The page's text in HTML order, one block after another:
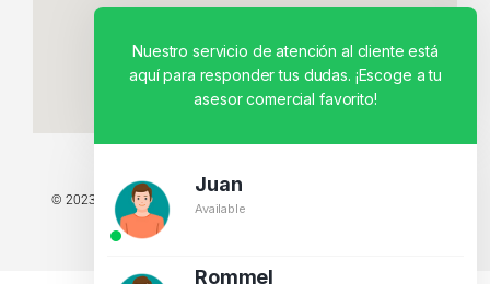
© 2023 TODOS LOS DERECHOS RESERVADOS - TECNIT TU TIENDA
TECNOLÓGICA.
Nuestro servicio de atención al cliente está
aquí para responder tus dudas. ¡Escoge a tu
asesor comercial favorito!
Juan
Available
Rommel